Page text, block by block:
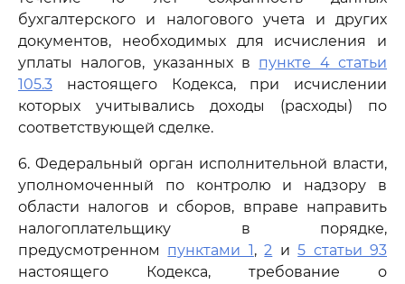
бухгалтерского и налогового учета и других
документов, необходимых для исчисления и
уплаты налогов, указанных в пункте 4 статьи
105.3 настоящего Кодекса, при исчислении
которых учитывались доходы (расходы) по
соответствующей сделке.
6. Федеральный орган исполнительной власти,
уполномоченный по контролю и надзору в
области налогов и сборов, вправе направить
налогоплательщику в порядке,
предусмотренном пунктами 1,2 и5 статьи 93
настоящего Кодекса, требование о